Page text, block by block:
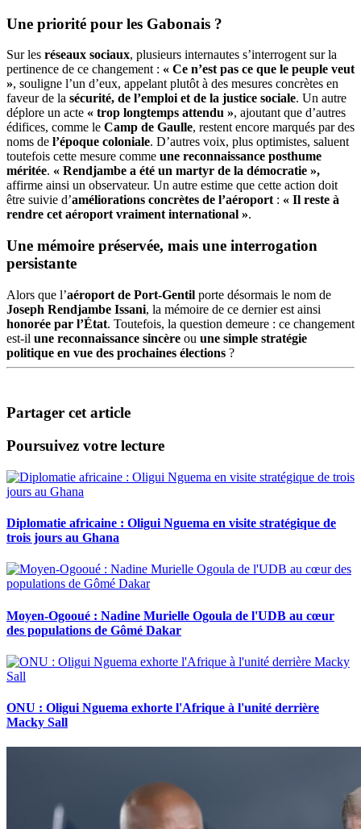
Une priorité pour les Gabonais ?
Sur les réseaux sociaux, plusieurs internautes s’interrogent sur la
pertinence de ce changement : « Ce n’est pas ce que le peuple veut
», souligne l’un d’eux, appelant plutôt à des mesures concrètes en
faveur de la sécurité, de l’emploi et de la justice sociale. Un autre
déplore un acte « trop longtemps attendu », ajoutant que d’autres
édifices, comme le Camp de Gaulle, restent encore marqués par des
noms de l’époque coloniale. D’autres voix, plus optimistes, saluent
toutefois cette mesure comme une reconnaissance posthume
méritée. « Rendjambe a été un martyr de la démocratie »,
affirme ainsi un observateur. Un autre estime que cette action doit
être suivie d’améliorations concrètes de l’aéroport : « Il reste à
rendre cet aéroport vraiment international ».
Une mémoire préservée, mais une interrogation
persistante
Alors que l’aéroport de Port-Gentil porte désormais le nom de
Joseph Rendjambe Issani, la mémoire de ce dernier est ainsi
honorée par l’État. Toutefois, la question demeure : ce changement
est-il une reconnaissance sincère ou une simple stratégie
politique en vue des prochaines élections ?
Partager cet article
Poursuivez votre lecture
Diplomatie africaine : Oligui Nguema en visite stratégique de
trois jours au Ghana
Moyen-Ogooué : Nadine Murielle Ogoula de l'UDB au cœur
des populations de Gômé Dakar
ONU : Oligui Nguema exhorte l'Afrique à l'unité derrière
Macky Sall